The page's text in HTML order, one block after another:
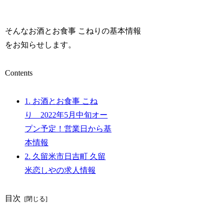
そんなお酒とお食事 こねりの基本情報
をお知らせします。
Contents
1. お酒とお食事 こね
り 2022年5月中旬オー
プン予定！営業日から基
本情報
2. 久留米市日吉町 久留
米恋しやの求人情報
目次